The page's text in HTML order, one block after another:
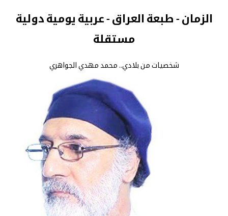
الزمان - طبعة العراق - عربية يومية دولية
مستقلة
شخصيات من بلادي.. محمد مهدي الجواهري